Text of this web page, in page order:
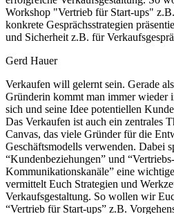
Workshop "Vertrieb für Start-ups"
konkrete Gesprächsstrategien
und Sicherheit z.B. für
Gerd Hauer
Verkaufen will gelernt sein. Gerade
Gründerin kommt man immer wieder
sich und seine Idee potentiellen
Das Verkaufen ist auch ein zentrales
Canvas, das viele Gründer für die
Geschäftsmodells verwenden. Dabei
“Kundenbeziehungen” und
Kommunikationskanäle” eine
vermittelt Euch Strategien und
Verkaufsgestaltung. So wollen wir
“Vertrieb für Start-ups” z.B.